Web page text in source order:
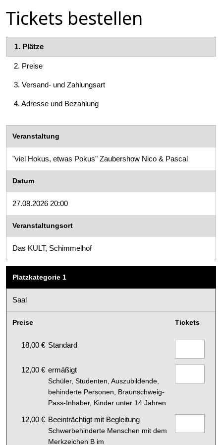
Tickets bestellen
1. Plätze
2. Preise
3. Versand- und Zahlungsart
4. Adresse und Bezahlung
Veranstaltung
"viel Hokus, etwas Pokus" Zaubershow Nico & Pascal
Datum
27.08.2026 20:00
Veranstaltungsort
Das KULT, Schimmelhof
Platzkategorie 1
Saal
Tickets
Preise
18,00 € Standard
12,00 € ermäßigt
Schüler, Studenten, Auszubildende,
behinderte Personen, Braunschweig-
Pass-Inhaber, Kinder unter 14 Jahren
12,00 € Beeinträchtigt mit Begleitung
Schwerbehinderte Menschen mit dem
Merkzeichen B im